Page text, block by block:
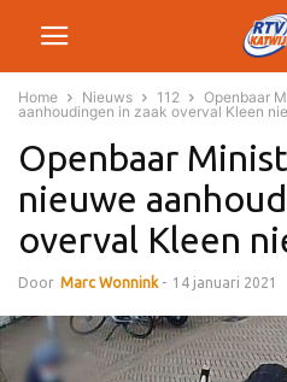
Home Nieuws 112
Openbaar
aanhoudingen in zaak overval Kleen
Openbaar
nieuwe
overval Kleen
Door Marc Wonnink - 14 januari 2021